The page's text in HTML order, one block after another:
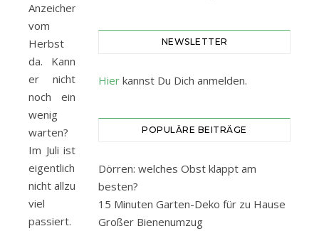
Anzeichen
vom
Herbst
da. Kann
er nicht
noch ein
wenig
warten?
Im Juli ist
eigentlich
nicht allzu
viel
passiert.
NEWSLETTER
Hier kannst Du Dich anmelden.
POPULÄRE BEITRÄGE
Dörren: welches Obst klappt am
besten?
15 Minuten Garten-Deko für zu Hause
Großer Bienenumzug